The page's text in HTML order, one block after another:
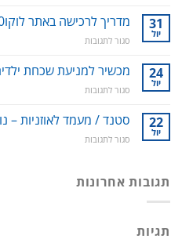
וחלל
–
עששת,
דלקות
אפימדיום:
מה
לדעת!
טבעי
/
בעיות
תערובת
צמחים
31
יול
מדריך לרכישה באתר לוקו0ט + וידאו
סגור לתגובותעל
לרכישה
וידאו
24
יול
מכשיר למניעת שכחת
סגור לתגובותעל
למניעת
ילדים
גאוני
22
יול
סטנד / מעמד לאוזניות –
סגור לתגובותעל
מעמדתגובות אחרונות
תגיות